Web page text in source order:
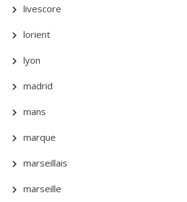
livescore
lorient
lyon
madrid
mans
marque
marseillais
marseille